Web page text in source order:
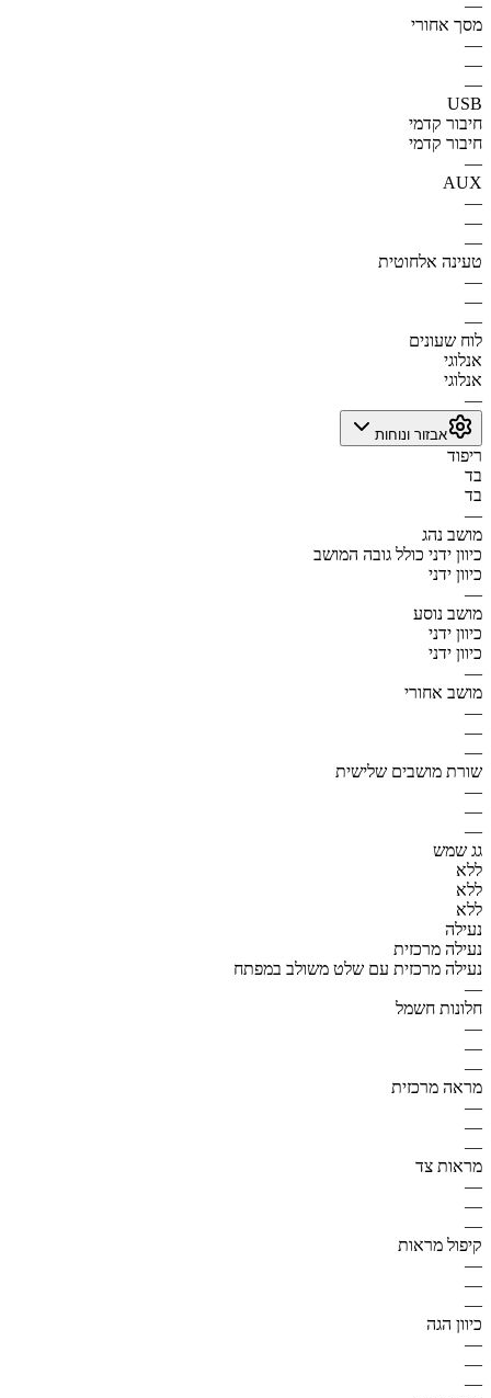
—
מסך אחורי
—
—
—
USB
חיבור קדמי
חיבור קדמי
—
AUX
—
—
—
טעינה אלחוטית
—
—
—
לוח שעונים
אנלוגי
אנלוגי
—
אבזור ונוחות
ריפוד
בד
בד
—
מושב נהג
כיוון ידני כולל גובה המושב
כיוון ידני
—
מושב נוסע
כיוון ידני
כיוון ידני
—
מושב אחורי
—
—
—
שורת מושבים שלישית
—
—
—
גג שמש
ללא
ללא
ללא
נעילה
נעילה מרכזית
נעילה מרכזית עם שלט משולב במפתח
—
חלונות חשמל
—
—
—
מראה מרכזית
—
—
—
מראות צד
—
—
—
קיפול מראות
—
—
—
כיוון הגה
—
—
—